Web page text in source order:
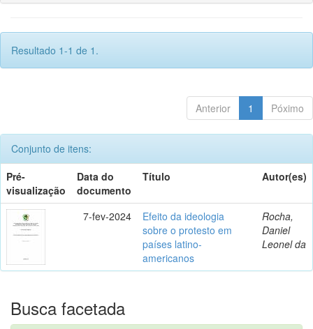
Resultado 1-1 de 1.
Anterior 1 Póximo
Conjunto de itens:
Pré-
visualização
Data do
documento
Título Autor(es)
7-fev-2024
Efeito da ideologia
sobre o protesto em
países latino-
americanos
Rocha,
Daniel
Leonel da
Busca facetada